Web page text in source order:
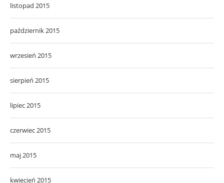
listopad 2015
październik 2015
wrzesień 2015
sierpień 2015
lipiec 2015
czerwiec 2015
maj 2015
kwiecień 2015